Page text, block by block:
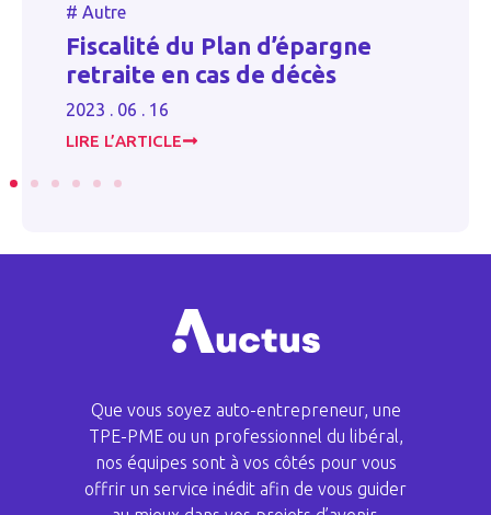
Autre
Fiscalité du Plan d’épargne
retraite en cas de décès
2023 . 06 . 16
LIRE L’ARTICLE
Que vous soyez auto-entrepreneur, une
TPE-PME ou un professionnel du libéral,
nos équipes sont à vos côtés pour vous
offrir un service inédit afin de vous guider